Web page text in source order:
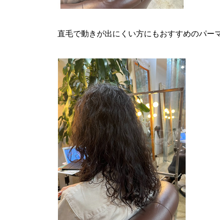
直毛で動きが出にくい方にもおすすめのパー